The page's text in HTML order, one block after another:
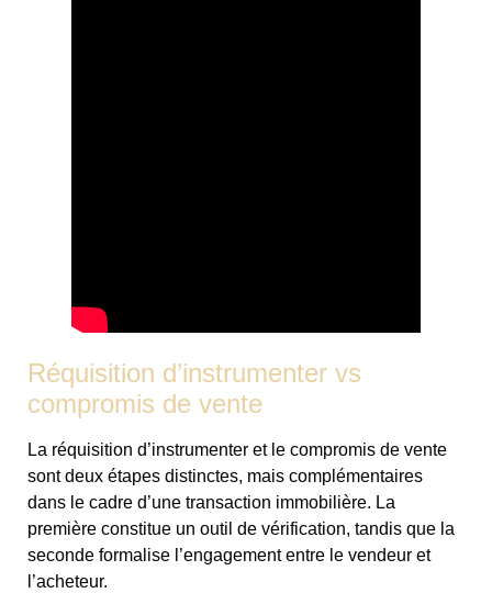
Réquisition d’instrumenter vs
compromis de vente
La réquisition d’instrumenter et le compromis de vente
sont deux étapes distinctes, mais complémentaires
dans le cadre d’une transaction immobilière. La
première constitue un outil de vérification, tandis que la
seconde formalise l’engagement entre le vendeur et
l’acheteur.